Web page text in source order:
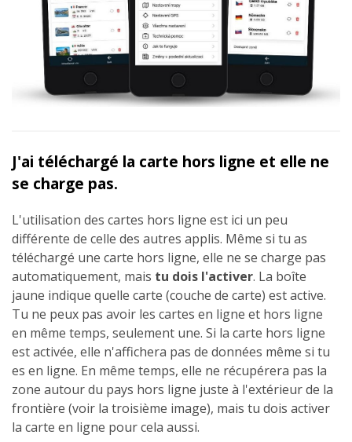
J'ai téléchargé la carte hors ligne et elle ne
se charge pas.
L'utilisation des cartes hors ligne est ici un peu
différente de celle des autres applis. Même si tu as
téléchargé une carte hors ligne, elle ne se charge pas
automatiquement, mais tu dois l'activer. La boîte
jaune indique quelle carte (couche de carte) est active.
Tu ne peux pas avoir les cartes en ligne et hors ligne
en même temps, seulement une. Si la carte hors ligne
est activée, elle n'affichera pas de données même si tu
es en ligne. En même temps, elle ne récupérera pas la
zone autour du pays hors ligne juste à l'extérieur de la
frontière (voir la troisième image), mais tu dois activer
la carte en ligne pour cela aussi.